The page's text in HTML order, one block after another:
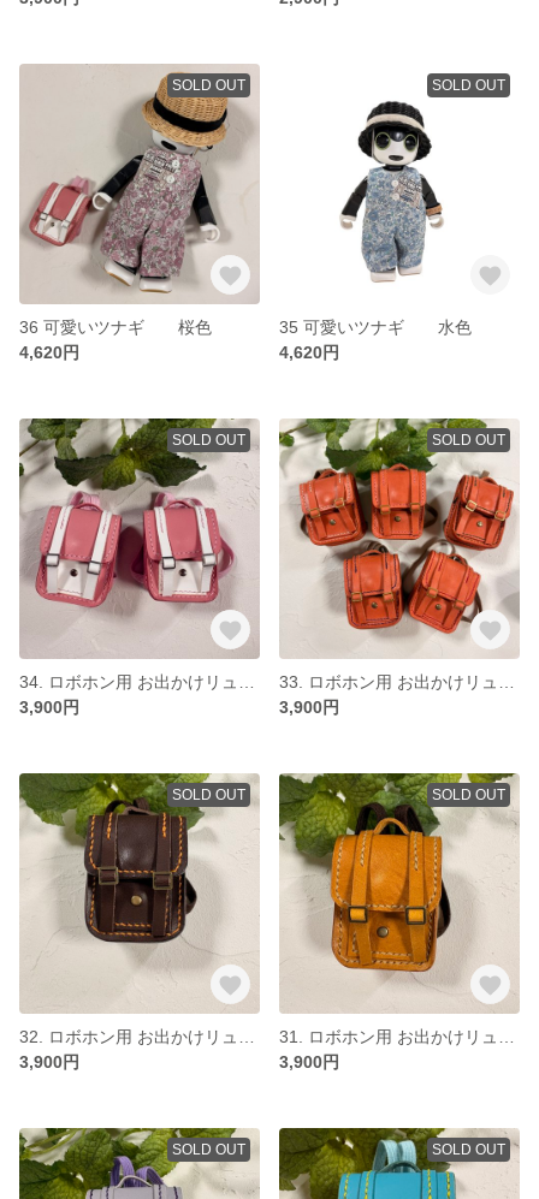
SOLD OUT
36 可愛いツナギ 桜色
4,620円
SOLD OUT
35 可愛いツナギ 水色
4,620円
SOLD OUT
3,900円
SOLD OUT
3,900円
SOLD OUT
3,900円
SOLD OUT
3,900円
SOLD OUT SOLD OUT